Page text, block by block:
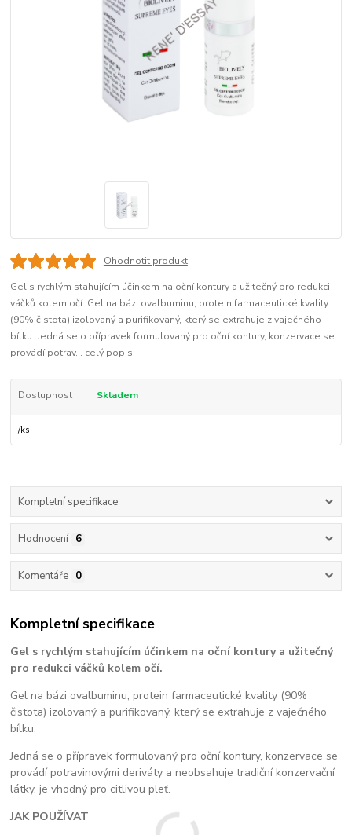
Ohodnotit produkt
Gel s rychlým stahujícím účinkem na oční kontury a užitečný pro redukci
váčků kolem očí. Gel na bázi ovalbuminu, protein farmaceutické kvality
(90% čistota) izolovaný a purifikovaný, který se extrahuje z vaječného
bílku. Jedná se o přípravek formulovaný pro oční kontury, konzervace se
provádí potrav... celý popis
Dostupnost Skladem
/ks
Kompletní specifikace
Hodnocení 6
Komentáře 0
Kompletní specifikace
Gel s rychlým stahujícím účinkem na oční kontury a užitečný
pro redukci váčků kolem očí.
Gel na bázi ovalbuminu, protein farmaceutické kvality (90%
čistota) izolovaný a purifikovaný, který se extrahuje z vaječného
bílku.
Jedná se o přípravek formulovaný pro oční kontury, konzervace se
provádí potravinovými deriváty a neobsahuje tradiční konzervační
látky, je vhodný pro citlivou pleť.
JAK POUŽÍVAT